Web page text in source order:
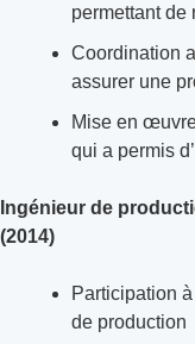
permettant de
Coordination
assurer une
Mise en
qui a permis
Ingénieur de
(2014)
Participation
de production